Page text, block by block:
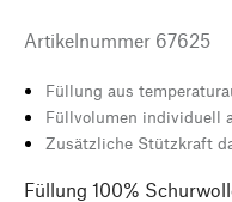
Artikelnummer 67625
Füllung aus
Füllvolumen individuell
Zusätzliche Stützkraft
Füllung 100%